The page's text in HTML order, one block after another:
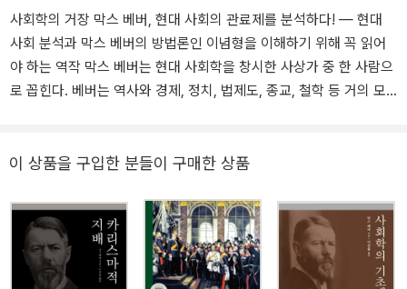
에서 벌어진 가치판단 논쟁에서 가치판단 중지의 원칙을 옹호했다. 1
919년 뮌헨 대학의 사회과학, 경제사 및 경제학 정교수로 초빙되었
으나, 1920년 6월 14일 급작스런 폐렴으로 한창 원숙한 지적 경지에
이른 56세에 세상을 떠나 그의 영원한 정신적 고향인 하이델베르크
경험적 연구, 역사적 접근, 비교 연구, 방법론적 고찰, 그리고 이론과
43권(실제로는 54권)으로 구성된 『막스 베버 전집』(Max Weber-G
esamtausgabe)은 1984년부터 출간되기 시작해 2020년 완간되었
다.
데이비드 리스먼의 《고독한 군중》, 세르주 모스코비치의 《군중의 시
대》, 그랜트 매크래켄의 《문화와 소비》, 하비 콕스의 《세속도시》 등
이 있다.
사회학의 거장 막스 베버, 현대 사회의 관료제를 분석하다! ― 현대
사회 분석과 막스 베버의 방법론인 이념형을 이해하기 위해 꼭 읽어
야 하는 역작 막스 베버는 현대 사회학을 창시한 사상가 중 한 사람으
로 꼽힌다. 베버는 역사와 경제, 정치, 법제도, 종교, 철학 등 거의 모
현대 사회학의 기초를 마련하는 데 결정적 기여를 했다. 이번에 문예
상황을 통해 현대 사회의 합리화 경향을 짚어내고 있으며, 또한 이를
이념형적으로 분석하고 있어 막스 베버의 방법론 이해를 위해서도 꼭
읽어야 하는 저서라 할 수 있다. 이 책은 《경제와 사회》 제2부 9장
〈지배 사회학〉의 2절 〈관료제 지배의 본질, 전제 조건 및 발전(Wese
이 상품을 구입한 분들이 구매한 상품